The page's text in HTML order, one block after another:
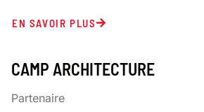
EN SAVOIR PLUS
CAMP ARCHITECTURE
Partenaire